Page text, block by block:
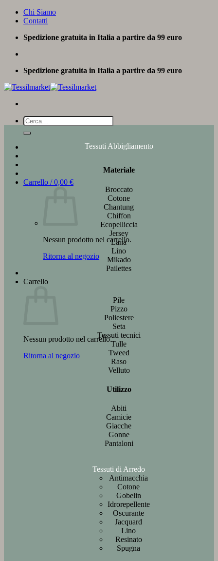
Salta
Chi Siamo
Contatti
Spedizione gratuita in Italia a partire da 99 euro
Spedizione gratuita in Italia a partire da 99 euro
Cerca:
Carrello /0,00 €
Nessun prodotto nel carrello.
Ritorna al negozio
Carrello
Nessun prodotto nel carrello.
Ritorna al negozio
Tessuti Abbigliamento
Materiale
Broccato
Cotone
Chantung
Chiffon
Ecopelliccia
Jersey
Lana
Lino
Mikado
Pailettes
Pile
Pizzo
Poliestere
Seta
Tessuti tecnici
Tulle
Tweed
Raso
Velluto
Utilizzo
Abiti
Camicie
Giacche
Gonne
Pantaloni
Tessuti di Arredo
Antimacchia
Cotone
Gobelin
Idrorepellente
Oscurante
Jacquard
Lino
Resinato
Spugna